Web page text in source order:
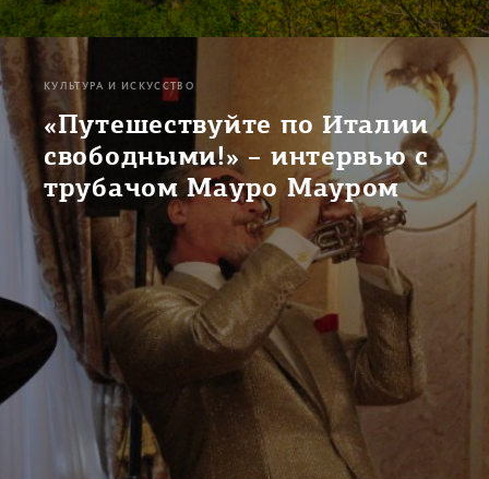
КУЛЬТУРА И ИСКУССТВО
«Путешествуйте по Италии
свободными!» – интервью с
трубачом Мауро Мауром